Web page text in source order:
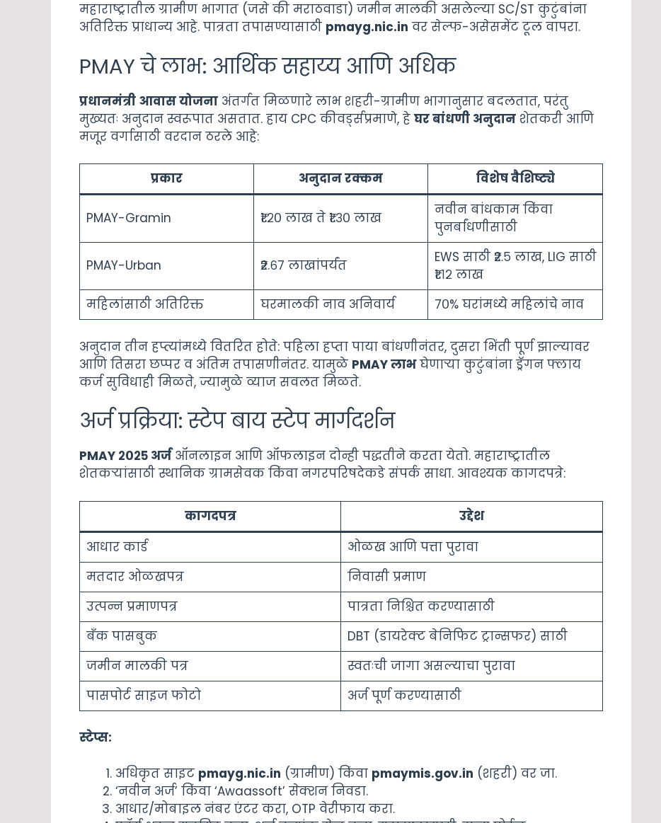
महाराष्ट्रातील ग्रामीण भागात (जसे की मराठवाडा) जमीन मालकी असलेल्या SC/ST कुटुंबांना
अतिरिक्त प्राधान्य आहे. पात्रता तपासण्यासाठी pmayg.nic.in वर सेल्फ-असेसमेंट टूल वापरा.
PMAY चे लाभ: आर्थिक सहाय्य आणि अधिक
प्रधानमंत्री आवास योजना अंतर्गत मिळणारे लाभ शहरी-ग्रामीण भागानुसार बदलतात, परंतु
मुख्यतः अनुदान स्वरूपात असतात. हाय CPC कीवर्ड्सप्रमाणे, हे घर बांधणी अनुदान शेतकरी आणि
मजूर वर्गासाठी वरदान ठरले आहे:
प्रकार अनुदान रक्कम विशेष वैशिष्ट्ये
PMAY-Gramin ₹१.२० लाख ते ₹१.३० लाख
नवीन बांधकाम किंवा
पुनर्बांधणीसाठी
PMAY-Urban ₹२.६७ लाखांपर्यंत
EWS साठी ₹२.५ लाख, LIG साठी
₹१.१२ लाख
महिलांसाठी अतिरिक्त
घरमालकी नाव अनिवार्य ७०% घरांमध्ये महिलांचे नाव
अनुदान तीन हप्त्यांमध्ये वितरित होते: पहिला हप्ता पाया बांधणीनंतर, दुसरा भिंती पूर्ण झाल्यावर
आणि तिसरा छप्पर व अंतिम तपासणीनंतर. यामुळे PMAY लाभघेणाऱ्या कुटुंबांना ड्रॅगन फ्लाय
कर्ज सुविधाही मिळते, ज्यामुळे व्याज सवलत मिळते.
अर्ज प्रक्रिया: स्टेप बाय स्टेप मार्गदर्शन
PMAY २०२५ अर्ज ऑनलाइन आणि ऑफलाइन दोन्ही पद्धतीने करता येतो. महाराष्ट्रातील
शेतकऱ्यांसाठी स्थानिक ग्रामसेवक किंवा नगरपरिषदेकडे संपर्क साधा. आवश्यक कागदपत्रे:
कागदपत्र
उद्देश
आधार कार्ड
ओळख आणि पत्ता पुरावा
मतदार ओळखपत्र
निवासी प्रमाण
उत्पन्न प्रमाणपत्र
पात्रता निश्चित करण्यासाठी
बँक पासबुक
DBT (डायरेक्ट बेनिफिट ट्रान्सफर) साठी
जमीन मालकी पत्र
स्वतःची जागा असल्याचा पुरावा
पासपोर्ट साइज फोटो
अर्ज पूर्ण करण्यासाठी
स्टेप्स:
अधिकृत साइट pmayg.nic.in (ग्रामीण) किंवा pmaymis.gov.in (शहरी) वर जा.
‘नवीन अर्ज’ किंवा ‘Awaassoft’ सेक्शन निवडा.
आधार/मोबाइल नंबर एंटर करा, OTP वेरीफाय करा.